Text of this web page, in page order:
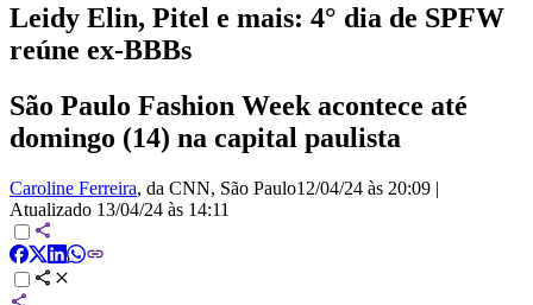
Leidy Elin, Pitel e mais: 4° dia de SPFW
reúne ex-BBBs
São Paulo Fashion Week acontece até
domingo (14) na capital paulista
Caroline Ferreira, da CNN, São Paulo12/04/24 às 20:09 |
Atualizado 13/04/24 às 14:11